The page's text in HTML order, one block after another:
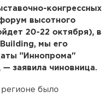
конгрессных
высотного
20-22 октября), в
мы его
"Иннопрома"
заявила чиновница.
было